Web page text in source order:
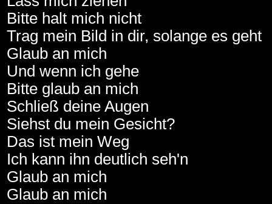
Bitte halt mich nicht
Trag mein Bild in dir, solange es geht
Glaub an mich
Und wenn ich gehe
Bitte glaub an mich
Schließ deine Augen
Siehst du mein Gesicht?
Das ist mein Weg
Ich kann ihn deutlich seh'n
Glaub an mich
Glaub an mich